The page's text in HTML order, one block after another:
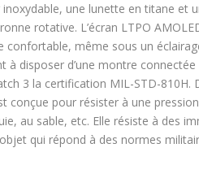
une lunette en titane et
rotative. L’écran LTPO
confortable, même sous un
disposer d’une montre
3 la certification MIL-STD-810H.
conçue pour résister à une
au sable, etc. Elle résiste à des
qui répond à des normes